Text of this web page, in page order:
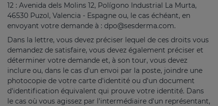
12 : Avenida dels Molins 12, Polígono Industrial La Murta,
46530 Puzol, Valencia - Espagne ou, le cas échéant, en
envoyant votre demande à : dpo@sesderma.com.
Dans la lettre, vous devez préciser lequel de ces droits vous
demandez de satisfaire, vous devez également préciser et
déterminer votre demande et, à son tour, vous devez
inclure ou, dans le cas d'un envoi par la poste, joindre une
photocopie de votre carte d'identité ou d'un document
d'identification équivalent qui prouve votre identité. Dans
le cas où vous agissez par l'intermédiaire d'un représentant,